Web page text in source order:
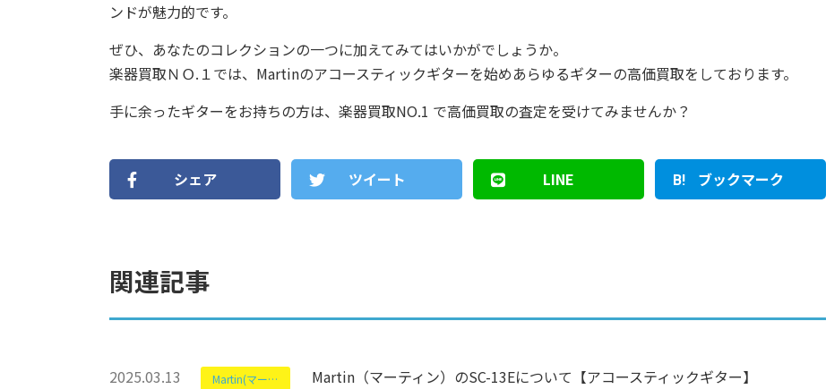
ンドが魅力的です。
ぜひ、あなたのコレクションの一つに加えてみてはいかがでしょうか。
楽器買取ＮＯ.１では、Martinのアコースティックギターを始めあらゆるギターの高価買取をしております。
手に余ったギターをお持ちの方は、楽器買取NO.1 で高価買取の査定を受けてみませんか？
シェア ツイート LINE ブックマーク
関連記事
2025.03.13 Martin(マーティン) Martin（マーティン）のSC-13Eについて【アコースティックギター】